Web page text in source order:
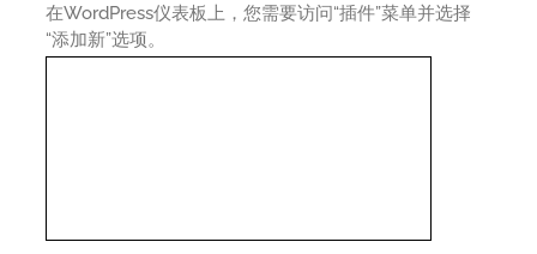
在WordPress仪表板上，您需要访问“插件”菜单并选择
“添加新”选项。